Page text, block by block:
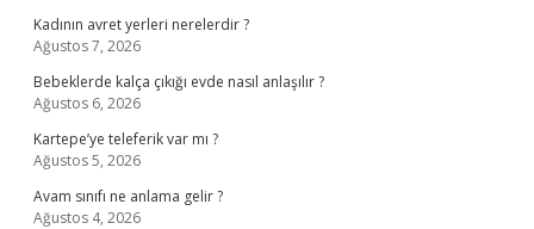
Kadının avret yerleri nerelerdir ?
Ağustos 7, 2026
Bebeklerde kalça çıkığı evde nasıl anlaşılır ?
Ağustos 6, 2026
Kartepe’ye teleferik var mı ?
Ağustos 5, 2026
Avam sınıfı ne anlama gelir ?
Ağustos 4, 2026